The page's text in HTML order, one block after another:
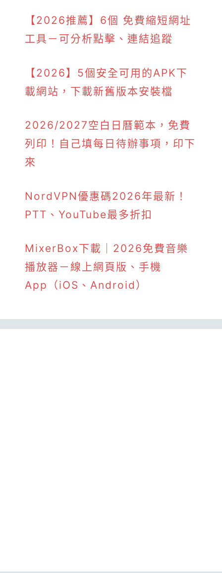
【2026推薦】6個 免費縮短網址
工具－可分析點擊、連結追蹤
【2026】5個安全可用的APK下
載網站，下載新舊版本安裝檔
2026/2027空白日曆範本，免費
列印！自己填每日待辦事項，印下
來
NordVPN優惠碼2026年最新！
PTT、YouTube最多折扣
MixerBox下載｜2026免費音樂
播放器－線上網頁版、手機
App（iOS、Android）